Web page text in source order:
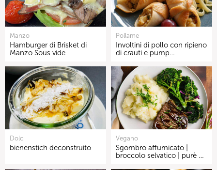
Manzo
Hamburger di Brisket di
Manzo Sous vide
Pollame
Involtini di pollo con ripieno
di crauti e pump…
Dolci
bienenstich deconstruito
Vegano
Sgombro affumicato |
broccolo selvatico | purè …